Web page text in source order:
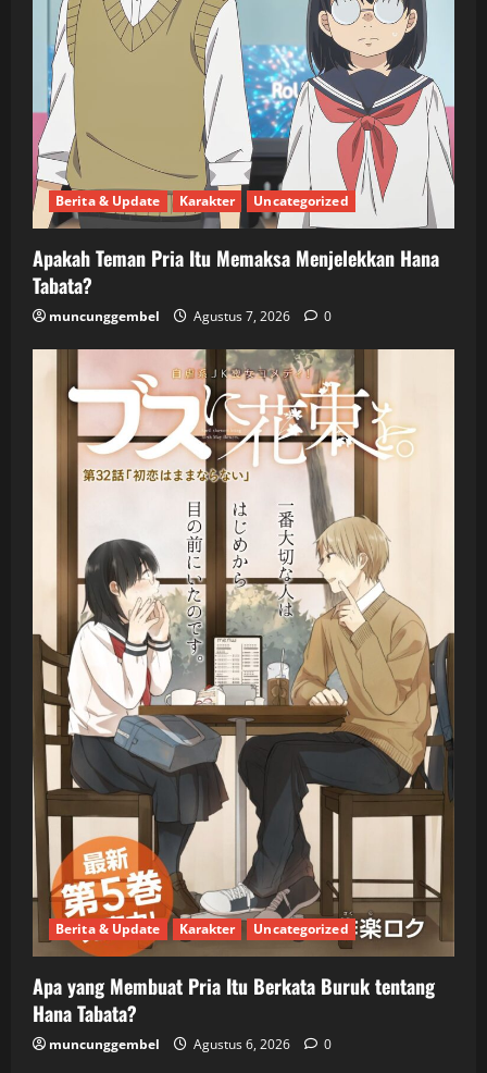
Berita & Update Karakter Uncategorized
Apakah Teman Pria Itu Memaksa Menjelekkan Hana
Tabata?
muncunggembel Agustus 7, 2026 0
Berita & Update Karakter Uncategorized
Apa yang Membuat Pria Itu Berkata Buruk tentang
Hana Tabata?
muncunggembel Agustus 6, 2026 0